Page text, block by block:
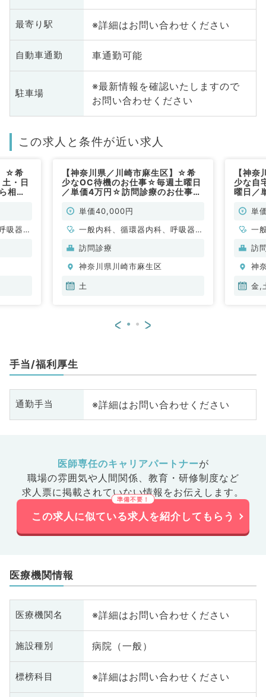
最寄り駅 ※詳細はお問い合わせください
自動車通勤 車通勤可能
駐車場
※最新情報を確認いたしますので
お問い合わせください
この求人と条件が近い求人
☆希
・日
相談
吸器内
【神奈川県／川崎市麻生区】☆希
少なOC待機のお仕事☆毎週土曜日
／単価4万円☆訪問診療のお仕事
単価40,000円
一般内科、循環器内科、呼吸器内
科、消化器内科、内分泌・代謝内
訪問診療
神奈川県川崎市麻生区
土
【神
少な自
曜日／
系／非
単
一
科
訪
神
金,
< >
手当/福利厚生
通勤手当 ※詳細はお問い合わせください
医師専任のキャリアパートナーが
職場の雰囲気や人間関係、 教育・研修制度など
求人票に掲載されていない情報をお伝えします。
この求人に似ている求人を紹介してもらう
医療機関情報
医療機関名 ※詳細はお問い合わせください
施設種別 病院（一般）
標榜科目 ※詳細はお問い合わせください